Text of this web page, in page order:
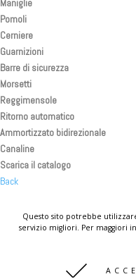
Questo sito potrebbe
servizio migliori. Per maggiori
Maniglie
Pomoli
Cerniere
Guarnizioni
Barre di sicurezza
Morsetti
Reggimensole
Ritorno automatico
Ammortizzato bidirezionale
Canaline
Scarica il catalogo
Back
KOMPLAST IN THE WORLD